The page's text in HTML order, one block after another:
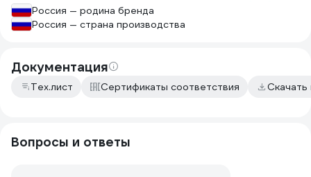
Россия — родина бренда
Россия — страна производства
Документация
Тех.лист Сертификаты соответствия
Вопросы и ответы